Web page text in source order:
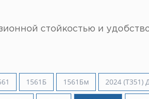
стойкостью и
1561Б 1561Бм 2024 (Т351)